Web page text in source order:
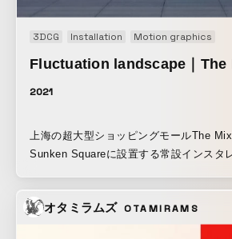
3DCG Installation Motion graphics
Fluctuation landscape｜The
2021
上海の超大型ショッピングモールThe
Sunken Squareに設置する常設インスタ
高さ約2.3m×20本のタワーは、幅10m以
に在ったオーバーフォールの中に作品を
調和するよう設置した。自然現象と上海
オタミラムズ OTAMIRAMS